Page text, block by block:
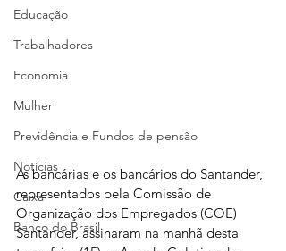
Educação
Trabalhadores
Economia
Mulher
Previdência e Fundos de pensão
Notícias
Caixa
Banco do Brasil
As bancárias e os bancários do Santander,
representados pela Comissão de
Organização dos Empregados (COE)
Santander, assinaram na manhã desta